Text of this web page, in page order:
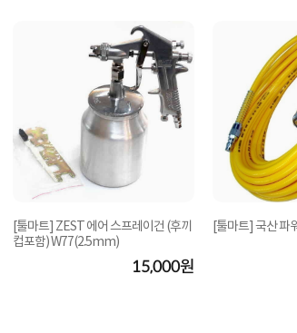
[툴마트] ZEST 에어 스프레이건 (후끼
컵포함) W77(2.5mm)
15,000원